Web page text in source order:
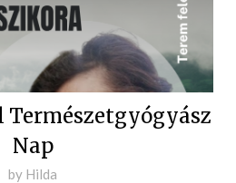
Nap
Posted
by Hilda